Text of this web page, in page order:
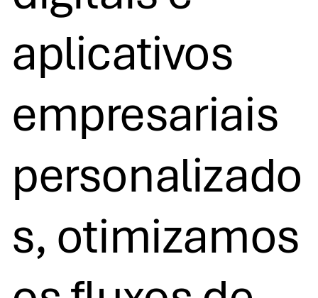
aplicativos
empresariais
personalizado
s, otimizamos